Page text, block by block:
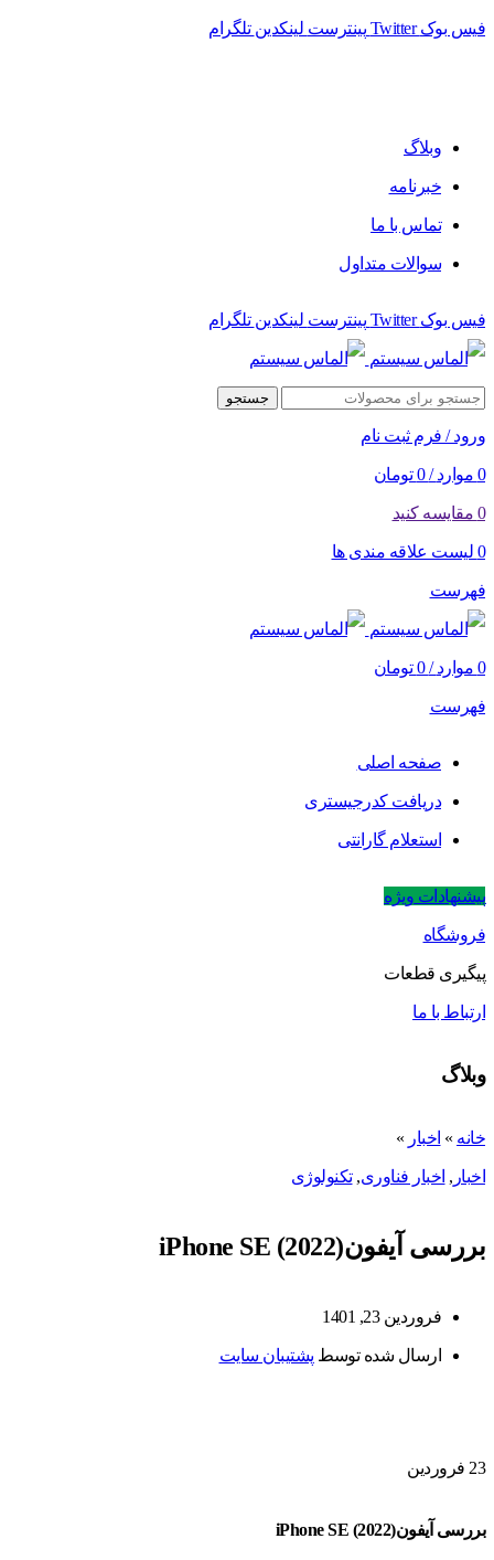
فیس بوک Twitter پینترست لینکدین تلگرام
وبلاگ
خبرنامه
تماس با ما
سوالات متداول
فیس بوک Twitter پینترست لینکدین تلگرام
جستجو
ورود / فرم ثبت نام
0 موارد /
0 تومان
0 مقایسه کنید
0 لیست علاقه مندی ها
فهرست
0 موارد /
0 تومان
فهرست
صفحه اصلی
دریافت کدرجیستری
استعلام گارانتی
پیشنهادات ویژه
فروشگاه
پیگیری قطعات
ارتباط با ما
وبلاگ
خانه » اخبار »
اخبار , اخبار فناوری,تکنولوژی
بررسی آیفونiPhone SE (2022)
فروردین 23, 1401
ارسال شده توسط پشتیبان سایت
23 فروردین
بررسی آیفونiPhone SE (2022)